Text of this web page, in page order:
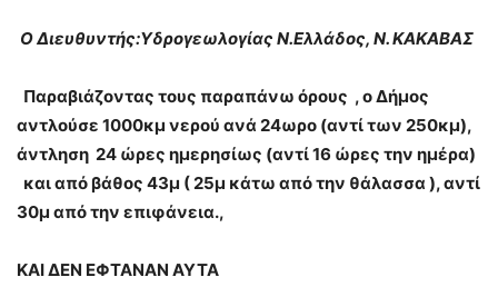
Ο Διευθυντής:Υδρογεωλογίας Ν.Ελλάδος, Ν. ΚΑΚΑΒΑΣ
Παραβιάζοντας τους παραπάνω όρους , ο Δήμος
αντλούσε 1000κμ νερού ανά 24ωρο (αντί των 250κμ),
άντληση 24 ώρες ημερησίως (αντί 16 ώρες την ημέρα)
και από βάθος 43μ ( 25μ κάτω από την θάλασσα ), αντί
30μ από την επιφάνεια.,
ΚΑΙ ΔΕΝ ΕΦΤΑΝΑΝ ΑΥΤΑ